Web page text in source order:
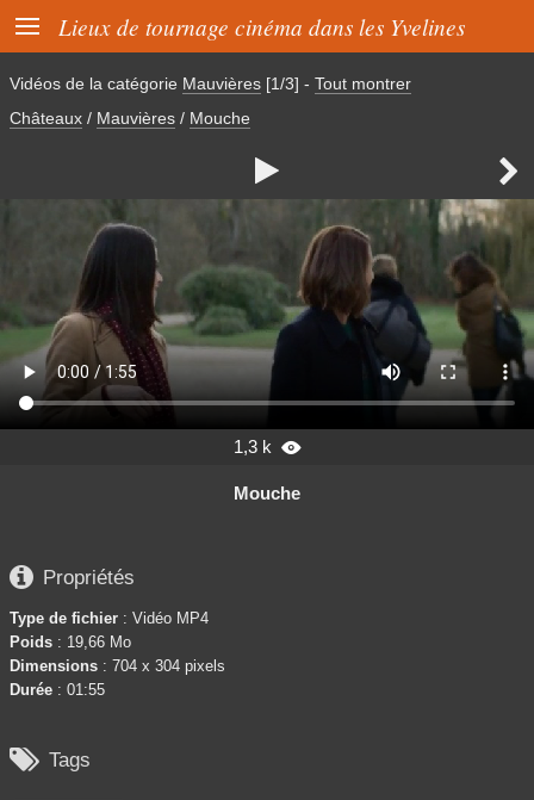
 Lieux de tournage cinéma dans les Yvelines
Vidéos de la catégorie Mauvières [1/3] - Tout montrer
Châteaux / Mauvières / Mouche
 
1,3 k 
Mouche
 Propriétés
Type de fichier : Vidéo MP4
Poids : 19,66 Mo
Dimensions : 704 x 304 pixels
Durée : 01:55
 Tags